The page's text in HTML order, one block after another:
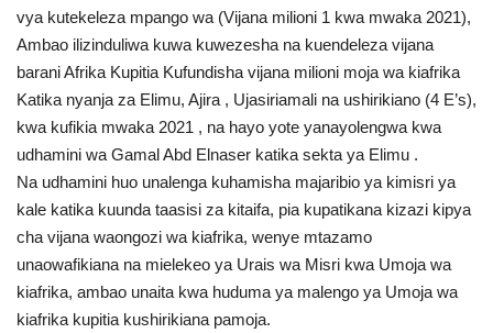
Nyaraka
Nafasi
Washiriki
Video
Maonyesho
Wadhamini
vya kutekeleza mpango wa (Vijana milioni 1 kwa mwaka 2021),
Ambao ilizinduliwa kuwa kuwezesha na kuendeleza vijana
barani Afrika Kupitia Kufundisha vijana milioni moja wa kiafrika
Katika nyanja za Elimu, Ajira , Ujasiriamali na ushirikiano (4 E’s),
kwa kufikia mwaka 2021 , na hayo yote yanayolengwa kwa
udhamini wa Gamal Abd Elnaser katika sekta ya Elimu .
Na udhamini huo unalenga kuhamisha majaribio ya kimisri ya
kale katika kuunda taasisi za kitaifa, pia kupatikana kizazi kipya
cha vijana waongozi wa kiafrika, wenye mtazamo
unaowafikiana na mielekeo ya Urais wa Misri kwa Umoja wa
kiafrika, ambao unaita kwa huduma ya malengo ya Umoja wa
kiafrika kupitia kushirikiana pamoja.